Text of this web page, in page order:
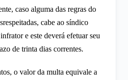
caso alguma das regras do
cabe ao síndico
e este deverá efetuar seu
de trinta dias correntes.
o valor da multa equivale a